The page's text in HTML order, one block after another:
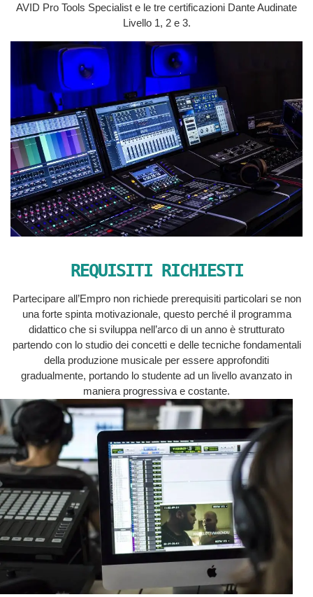
AVID Pro Tools Specialist e le tre certificazioni Dante Audinate
Livello 1, 2 e 3.
REQUISITI RICHIESTI
Partecipare all’Empro non richiede prerequisiti particolari se non
una forte spinta motivazionale, questo perché il programma
didattico che si sviluppa nell’arco di un anno è strutturato
partendo con lo studio dei concetti e delle tecniche fondamentali
della produzione musicale per essere approfonditi
gradualmente, portando lo studente ad un livello avanzato in
maniera progressiva e costante.